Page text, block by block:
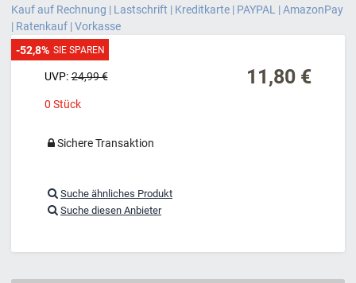
Kauf auf Rechnung | Lastschrift | Kreditkarte | PAYPAL | AmazonPay
| Ratenkauf | Vorkasse
11,80 €
UVP: 24,99 €
0 Stück
-52,8% SIE SPAREN
Sichere Transaktion
Suche ähnliches Produkt
Suche diesen Anbieter